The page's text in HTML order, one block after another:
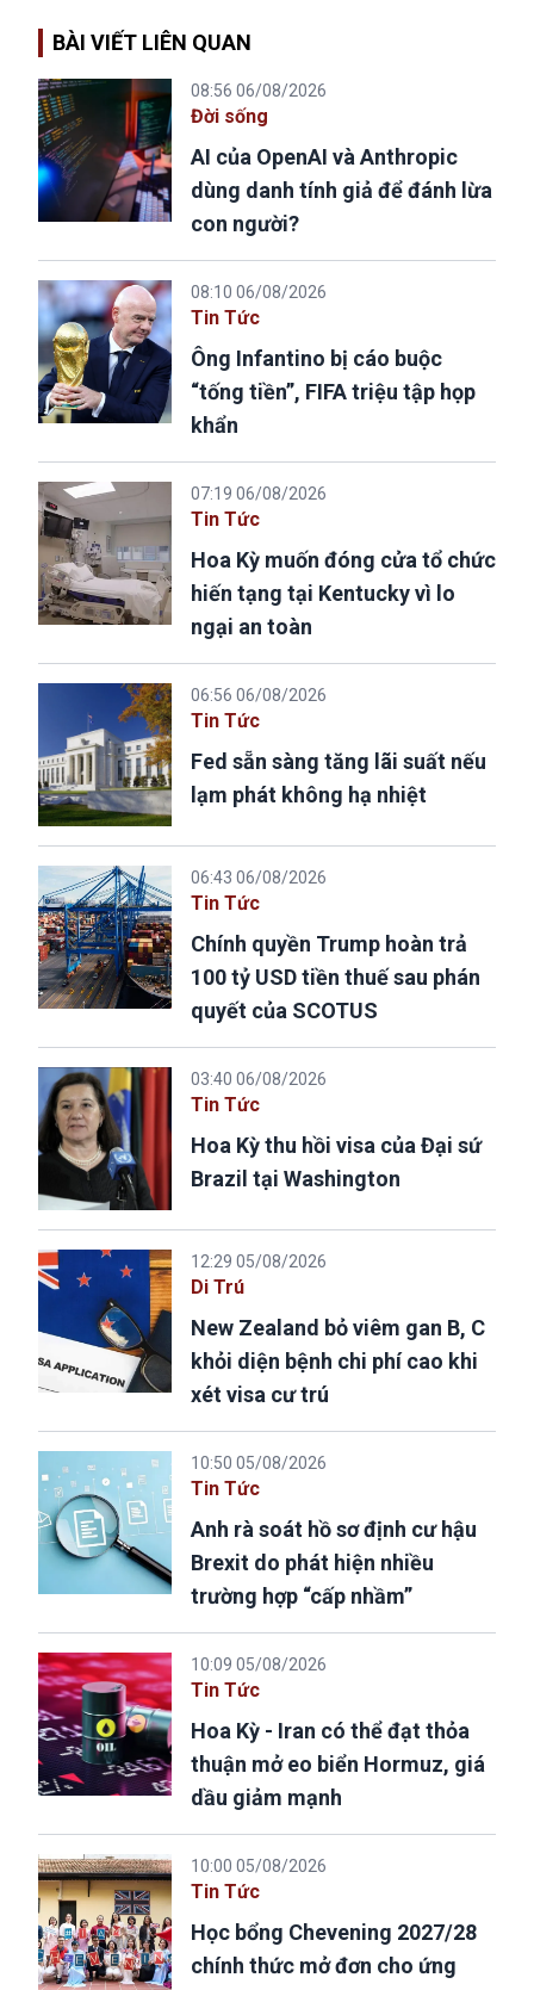
BÀI VIẾT LIÊN QUAN
08:56 06/08/2026
Đời sống
AI của OpenAI và Anthropic
dùng danh tính giả để đánh lừa
con người?
08:10 06/08/2026
Tin Tức
Ông Infantino bị cáo buộc
“tống tiền”, FIFA triệu tập họp
khẩn
07:19 06/08/2026
Tin Tức
Hoa Kỳ muốn đóng cửa tổ chức
hiến tạng tại Kentucky vì lo
ngại an toàn
06:56 06/08/2026
Tin Tức
Fed sẵn sàng tăng lãi suất nếu
lạm phát không hạ nhiệt
06:43 06/08/2026
Tin Tức
Chính quyền Trump hoàn trả
100 tỷ USD tiền thuế sau phán
quyết của SCOTUS
03:40 06/08/2026
Tin Tức
Hoa Kỳ thu hồi visa của Đại sứ
Brazil tại Washington
12:29 05/08/2026
Di Trú
New Zealand bỏ viêm gan B, C
khỏi diện bệnh chi phí cao khi
xét visa cư trú
10:50 05/08/2026
Tin Tức
Anh rà soát hồ sơ định cư hậu
Brexit do phát hiện nhiều
trường hợp “cấp nhầm”
10:09 05/08/2026
Tin Tức
Hoa Kỳ - Iran có thể đạt thỏa
thuận mở eo biển Hormuz, giá
dầu giảm mạnh
10:00 05/08/2026
Tin Tức
Học bổng Chevening 2027/28
chính thức mở đơn cho ứng